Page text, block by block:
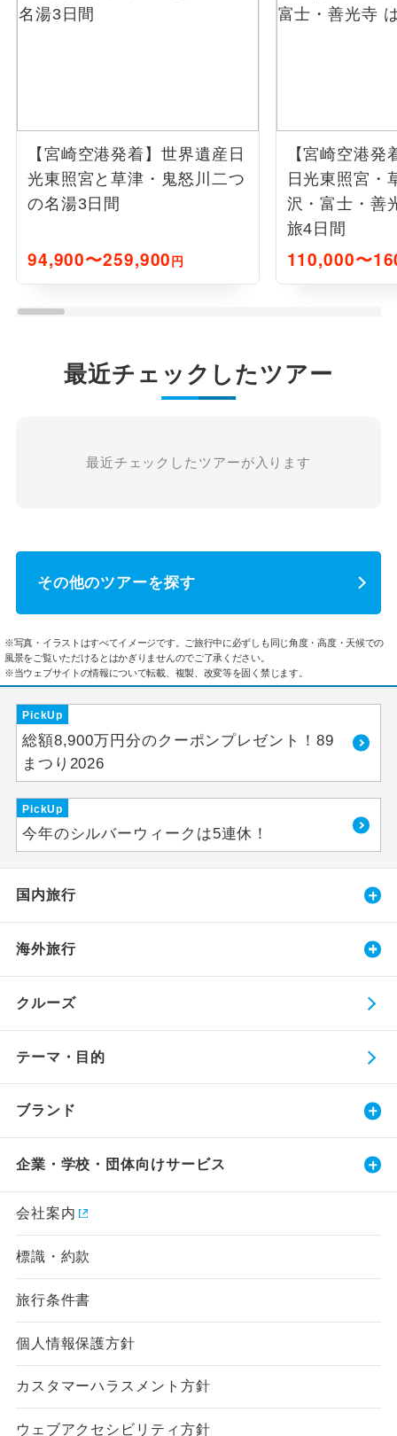
【宮崎空港発着】世界遺産日
光東照宮と草津・鬼怒川二つ
の名湯3日間
94,900〜259,900円
【宮崎空港発
日光東照宮・
沢・富士・善
旅4日間
110,000〜
最近チェックしたツアー
最近チェックしたツアーが入ります
その他のツアーを探す
※写真・イラストはすべてイメージです。ご旅行中に必ずしも同じ角度・高度・天候での
風景をご覧いただけるとはかぎりませんのでご了承ください。
※当ウェブサイトの情報について転載、複製、改変等を固く禁じます。
PickUp
総額8,900万円分のクーポンプレゼント！89
まつり2026
PickUp
今年のシルバーウィークは5連休！
国内旅行
海外旅行
クルーズ
テーマ・目的
ブランド
企業・学校・団体向けサービス
会社案内
標識・約款
旅行条件書
個人情報保護方針
カスタマーハラスメント方針
ウェブアクセシビリティ方針